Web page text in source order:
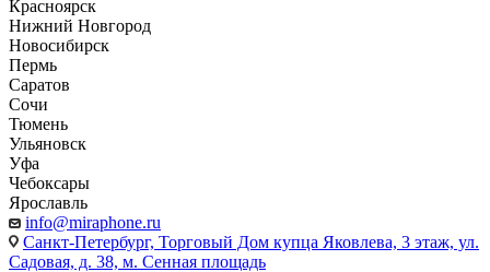
Красноярск
Нижний Новгород
Новосибирск
Пермь
Саратов
Сочи
Тюмень
Ульяновск
Уфа
Чебоксары
Ярославль
info@miraphone.ru
Санкт-Петербург, Торговый Дом купца Яковлева, 3 этаж, ул.
Садовая, д. 38, м. Сенная площадь